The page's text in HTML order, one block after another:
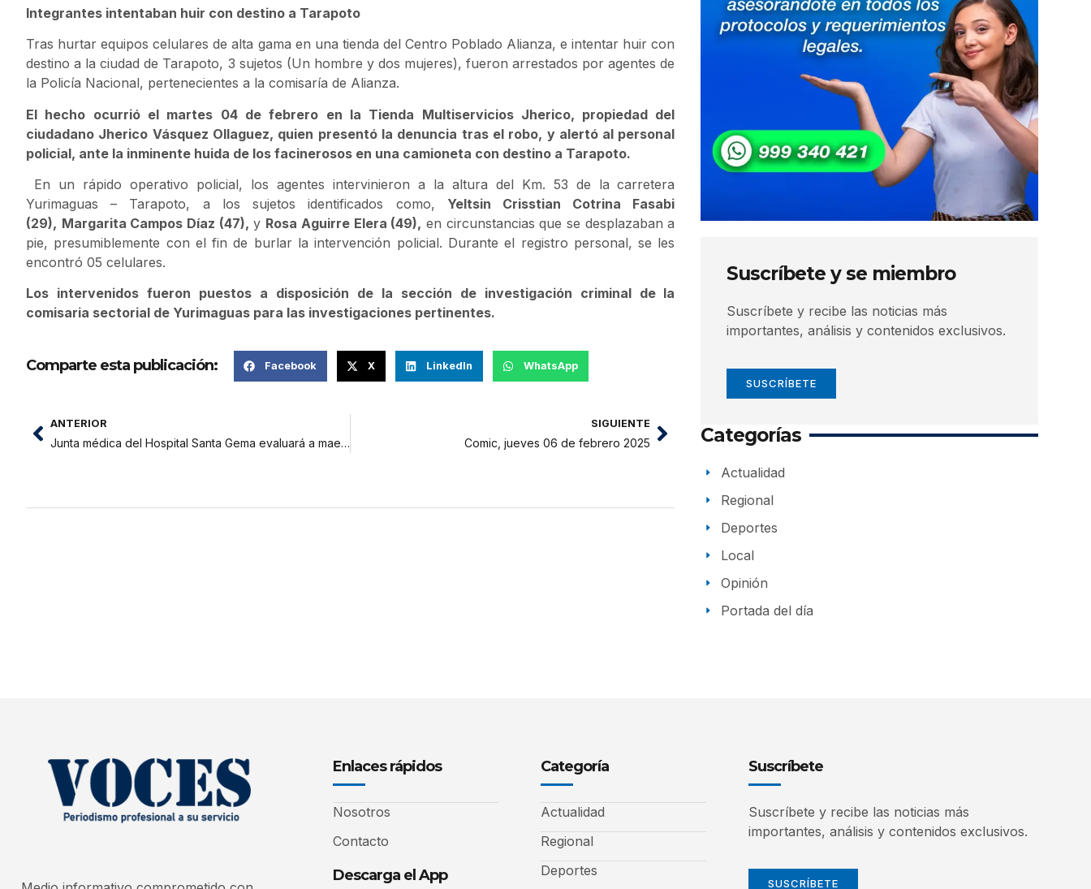
Integrantes intentaban huir con destino a Tarapoto
Tras hurtar equipos celulares de alta gama en una tienda del Centro Poblado Alianza, e intentar huir con
destino a la ciudad de Tarapoto, 3 sujetos (Un hombre y dos mujeres), fueron arrestados por agentes de
la Policía Nacional, pertenecientes a la comisaría de Alianza.
El hecho ocurrió el martes 04 de febrero en la Tienda Multiservicios Jherico, propiedad del
ciudadano Jherico Vásquez Ollaguez, quien presentó la denuncia tras el robo, y alertó al personal
policial, ante la inminente huida de los facinerosos en una camioneta con destino a Tarapoto.
En un rápido operativo policial, los agentes intervinieron a la altura del Km. 53 de la carretera
Yurimaguas – Tarapoto, a los sujetos identificados como, Yeltsin Crisstian Cotrina Fasabi
(29), Margarita Campos Díaz (47), y Rosa Aguirre Elera (49), en circunstancias que se desplazaban a
pie, presumiblemente con el fin de burlar la intervención policial. Durante el registro personal, se les
encontró 05 celulares.
Los intervenidos fueron puestos a disposición de la sección de investigación criminal de la
comisaria sectorial de Yurimaguas para las investigaciones pertinentes.
Comparte esta publicación: Facebook X LinkedIn WhatsApp
ANTERIOR
Junta médica del Hospital Santa Gema evaluará a maestros para priorizar el pago de la deuda social
SIGUIENTE
Comic, jueves 06 de febrero 2025
Suscríbete y se miembro
Suscríbete y recibe las noticias más
importantes, análisis y contenidos exclusivos.
SUSCRÍBETE
Categorías
Actualidad
Regional
Deportes
Local
Opinión
Portada del día
Enlaces rápidos
Nosotros
Contacto
Descarga el App
Categoría
Actualidad
Regional
Deportes
Suscríbete
Suscríbete y recibe las noticias más
importantes, análisis y contenidos exclusivos.
SUSCRÍBETE